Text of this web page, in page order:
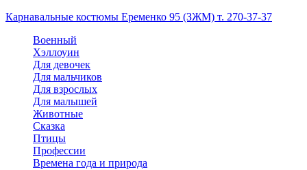
Карнавальные костюмы Еременко 95 (ЗЖМ) т. 270-37-37
Военный
Хэллоуин
Для девочек
Для мальчиков
Для взрослых
Для малышей
Животные
Сказка
Птицы
Профессии
Времена года и природа